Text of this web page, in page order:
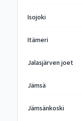
Isojoki
Itämeri
Jalasjärven joet
Jämsä
Jämsänkoski